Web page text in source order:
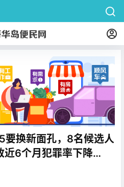
要换新面孔，8名候选人
近6个月犯罪率下降…